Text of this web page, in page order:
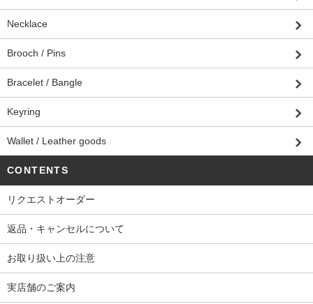
Necklace
Brooch / Pins
Bracelet / Bangle
Keyring
Wallet / Leather goods
CONTENTS
リクエストオーダー
返品・キャンセルについて
お取り扱い上の注意
実店舗のご案内